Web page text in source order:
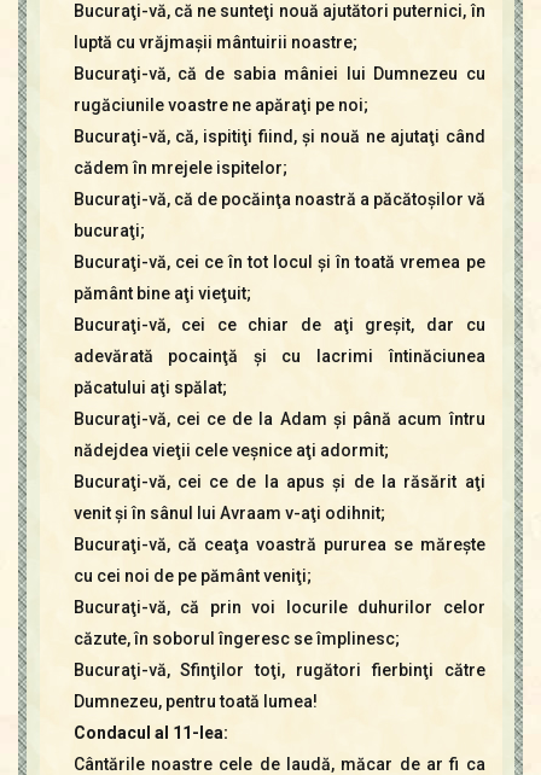
Bucuraţi-vă, că ne sunteţi nouă ajutători puternici, în
luptă cu vrăjmaşii mântuirii noastre;
Bucuraţi-vă, că de sabia mâniei lui Dumnezeu cu
rugăciunile voastre ne apăraţi pe noi;
Bucuraţi-vă, că, ispitiţi fiind, şi nouă ne ajutaţi când
cădem în mrejele ispitelor;
Bucuraţi-vă, că de pocăinţa noastră a păcătoşilor vă
bucuraţi;
Bucuraţi-vă, cei ce în tot locul şi în toată vremea pe
pământ bine aţi vieţuit;
Bucuraţi-vă, cei ce chiar de aţi greşit, dar cu
adevărată pocainţă şi cu lacrimi întinăciunea
păcatului aţi spălat;
Bucuraţi-vă, cei ce de la Adam şi până acum întru
nădejdea vieţii cele veşnice aţi adormit;
Bucuraţi-vă, cei ce de la apus şi de la răsărit aţi
venit şi în sânul lui Avraam v-aţi odihnit;
Bucuraţi-vă, că ceaţa voastră pururea se măreşte
cu cei noi de pe pământ veniţi;
Bucuraţi-vă, că prin voi locurile duhurilor celor
căzute, în soborul îngeresc se împlinesc;
Bucuraţi-vă, Sfinţilor toţi, rugători fierbinţi către
Dumnezeu, pentru toată lumea!
Condacul al 11-lea:
Cântările noastre cele de laudă, măcar de ar fi ca